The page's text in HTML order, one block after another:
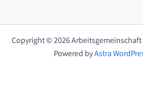
Copyright © 2026 Arbeitsgemeinschaft
Powered byAstra